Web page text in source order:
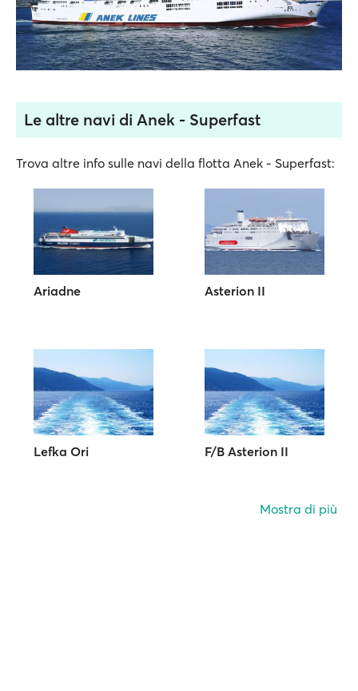
Le altre navi di Anek - Superfast
Trova altre info sulle navi della flotta Anek - Superfast:
Ariadne Asterion II
Lefka Ori F/B Asterion II
Mostra di più